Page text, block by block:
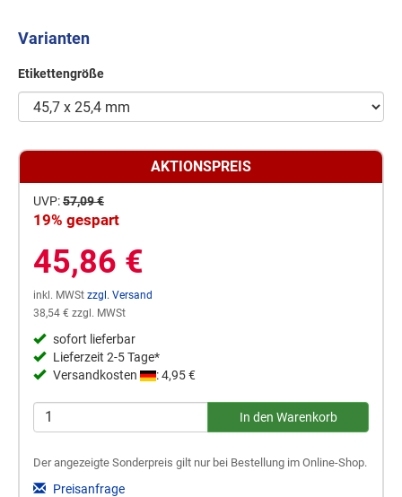
Varianten
Etikettengröße
AKTIONSPREIS
UVP:57,09 €
19% gespart
45,86 €
inkl. MWSt zzgl. Versand
38,54 € zzgl. MWSt
sofort lieferbar
Lieferzeit 2-5 Tage*
Versandkosten
: 4,95 €
Der angezeigte Sonderpreis gilt nur bei Bestellung im Online-Shop.
Preisanfrage